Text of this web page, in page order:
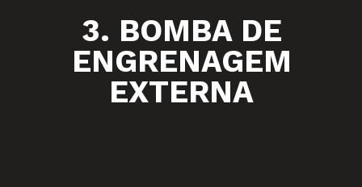
3. BOMBA DE
ENGRENAGEM
EXTERNA